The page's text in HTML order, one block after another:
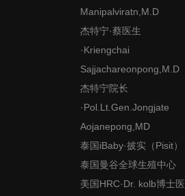
Manipalviratn,M.D
杰特宁·蔡医生
·Kriengchai
Sajjachareonpong,M.D
杰特宁院长
·Pol.Lt.Gen.Jongjate
Aojanepong,MD
泰国iBaby·披实（Pisit）
泰国曼谷全球生殖中心
美国HRC·Dr. kolb博士医